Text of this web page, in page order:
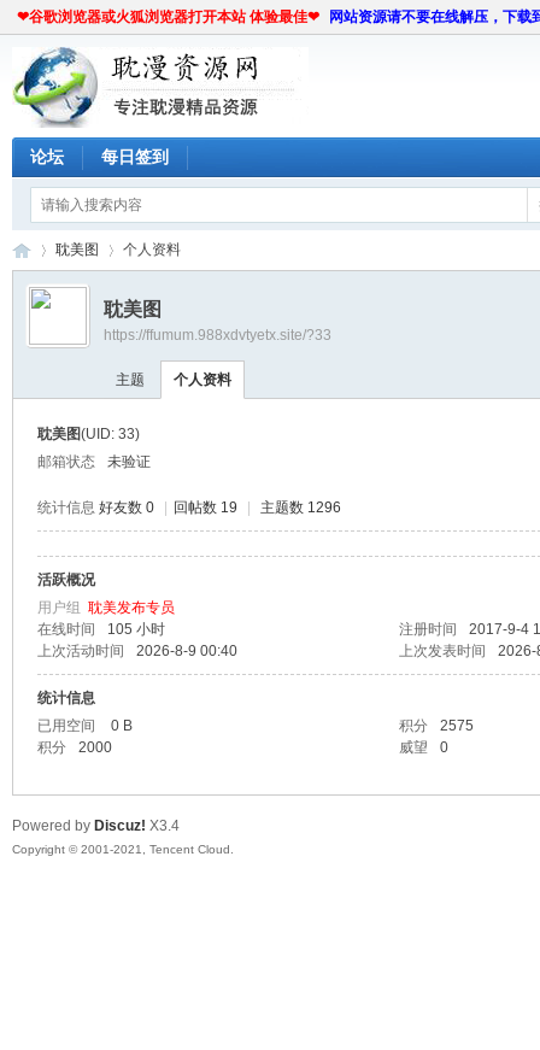
❤谷歌浏览器或火狐浏览器打开本站 体验最佳❤ 网站资源请不要在线解压，下载
论坛 每日签到
资
›
耽美图 个人资料
耽美图
https://ffumum.988xdvtyetx.site/?33
主题 个人资料
耽美图(UID: 33)
邮箱状态
未验证
统计信息 好友数 0 回帖数 19 主题数 1296
活跃概况
用户组 耽美发布专员
在线时间
105 小时 注册时间
2017-9-4
上次活动时间
2026-8-9 00:40 上次发表时间 2026-
统计信息
已用空间
0 B 积分
2575
积分
2000 威望 0
Powered by Discuz! X3.4
Copyright © 2001-2021, Tencent Cloud.